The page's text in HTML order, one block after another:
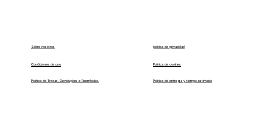
Sobre nosotros
Condiciones de uso
Política de Trocas, Devoluções e Reembolso. Política de entrega y tiempo estimado
Política de cookies
política de privacidad